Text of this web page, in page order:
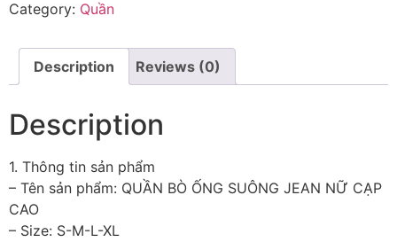
Category: Quần
Description Reviews (0)
Description
1. Thông tin sản phẩm
– Tên sản phẩm: QUẦN BÒ ỐNG SUÔNG JEAN NỮ CẠP
CAO
– Size: S-M-L-XL